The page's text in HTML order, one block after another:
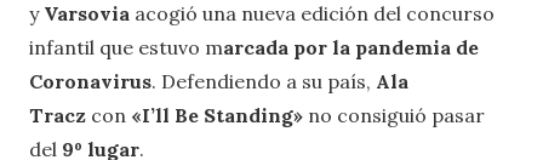
y Varsovia acogió una nueva edición del concurso
infantil que estuvo marcada por la pandemia de
Coronavirus. Defendiendo a su país, Ala
Tracz con «I’ll Be Standing» no consiguió pasar
del 9º lugar.